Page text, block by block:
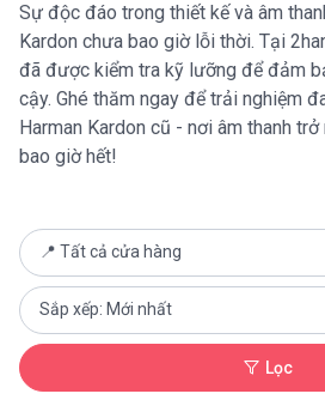
Sự độc đáo trong thiết kế và âm
Kardon chưa bao giờ lỗi thời. Tại
đã được kiểm tra kỹ lưỡng để đảm
cậy. Ghé thăm ngay để trải nghiệm
Harman Kardon cũ - nơi âm thanh
bao giờ hết!
Lọc